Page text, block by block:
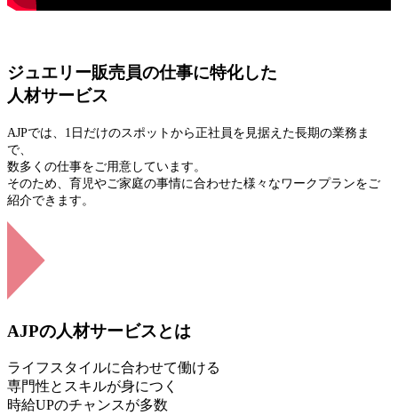
ジュエリー販売員の仕事に特化した
人材サービス
AJPでは、1日だけのスポットから正社員を見据えた長期の業務ま
で、
数多くの仕事をご用意しています。
そのため、育児やご家庭の事情に合わせた様々なワークプランをご
紹介できます。
AJPの人材サービスとは
ライフスタイルに合わせて働ける
専門性とスキルが身につく
時給UPのチャンスが多数